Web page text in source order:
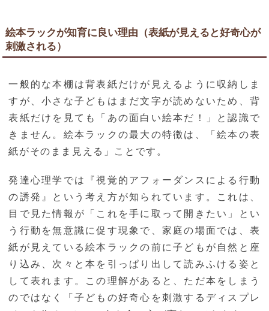
絵本ラックが知育に良い理由（表紙が見えると好奇心が
刺激される）
一般的な本棚は背表紙だけが見えるように収納しま
すが、小さな子どもはまだ文字が読めないため、背
表紙だけを見ても「あの面白い絵本だ！」と認識で
きません。絵本ラックの最大の特徴は、「絵本の表
紙がそのまま見える」ことです。
発達心理学では『視覚的アフォーダンスによる行動
の誘発』という考え方が知られています。これは、
目で見た情報が「これを手に取って開きたい」とい
う行動を無意識に促す現象で、家庭の場面では、表
紙が見えている絵本ラックの前に子どもが自然と座
り込み、次々と本を引っぱり出して読みふける姿と
して表れます。この理解があると、ただ本をしまう
のではなく「子どもの好奇心を刺激するディスプレ